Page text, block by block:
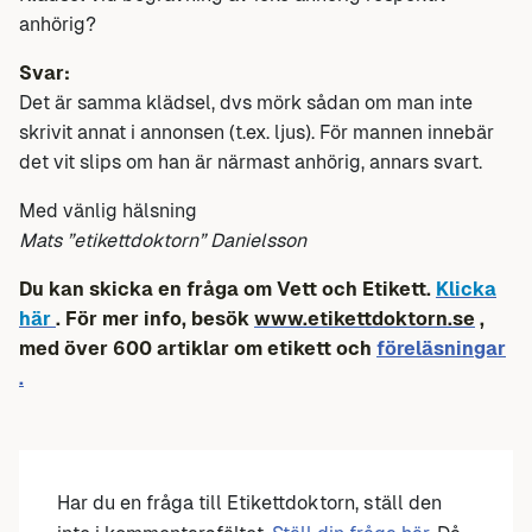
anhörig?
Svar:
Det är samma klädsel, dvs mörk sådan om man inte
skrivit annat i annonsen (t.ex. ljus). För mannen innebär
det vit slips om han är närmast anhörig, annars svart.
Med vänlig hälsning
Mats ”etikettdoktorn” Danielsson
Du kan skicka en fråga om Vett och Etikett. Klicka
här . För mer info, besök www.etikettdoktorn.se ,
med över 600 artiklar om etikett och föreläsningar
.
Har du en fråga till Etikettdoktorn, ställ den